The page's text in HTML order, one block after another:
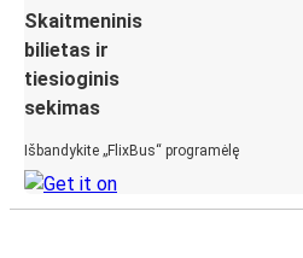
Skaitmeninis
bilietas ir
tiesioginis
sekimas
Išbandykite „FlixBus“ programėlę